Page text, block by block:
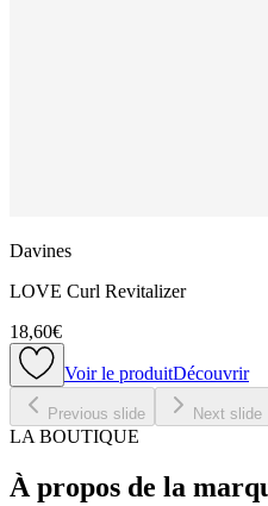
Davines
LOVE Curl Revitalizer
18,60€
Voir le produitDécouvrir
Previous slide Next slide
LA BOUTIQUE
À propos de la